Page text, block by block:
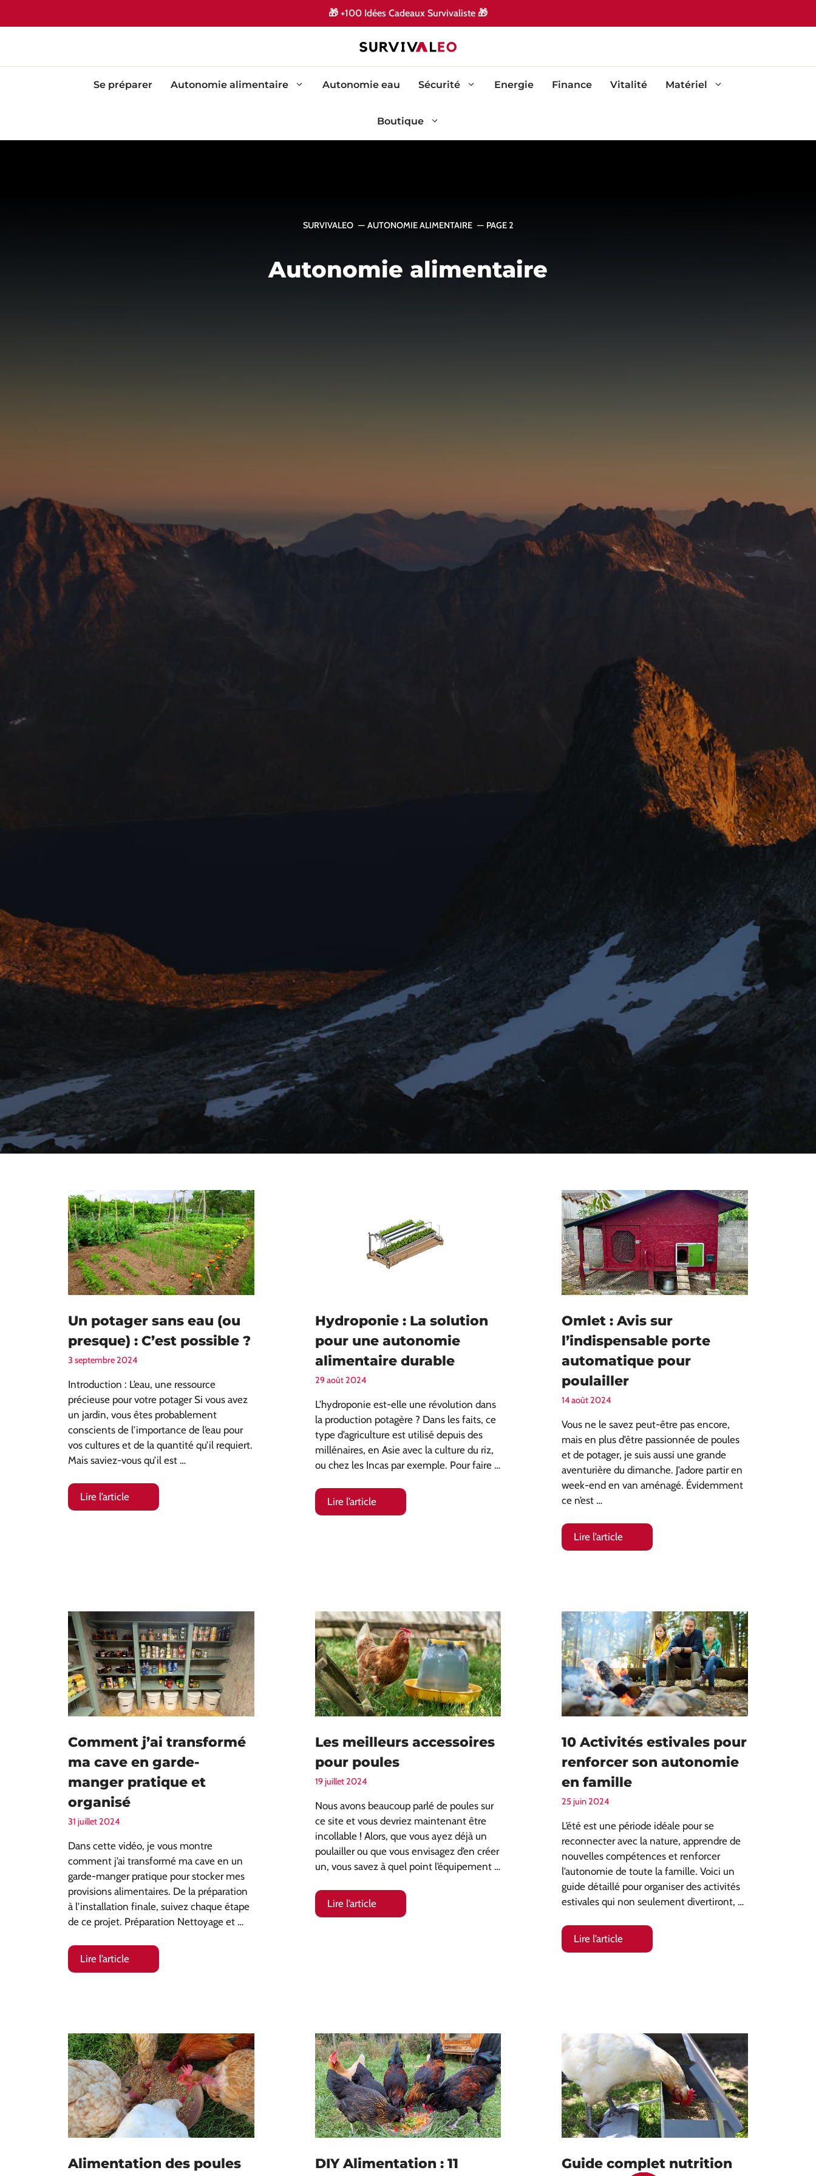
🎁 +100 Idées Cadeaux Survivaliste 🎁
Se préparer Autonomie alimentaire Autonomie eau Sécurité Energie Finance Vitalité Matériel
Boutique
SURVIVALEO AUTONOMIE ALIMENTAIRE PAGE 2
Autonomie alimentaire
Un potager sans eau (ou
presque) : C’est possible ?
3 septembre 2024
Introduction : L’eau, une ressource
précieuse pour votre potager Si vous avez
un jardin, vous êtes probablement
conscients de l’importance de l’eau pour
vos cultures et de la quantité qu’il requiert.
Mais saviez-vous qu’il est …
Lire l’article
Hydroponie : La solution
pour une autonomie
alimentaire durable
29 août 2024
L’hydroponie est-elle une révolution dans
la production potagère ? Dans les faits, ce
type d’agriculture est utilisé depuis des
millénaires, en Asie avec la culture du riz,
ou chez les Incas par exemple. Pour faire …
Lire l’article
Omlet : Avis sur
l’indispensable porte
automatique pour
poulailler
14 août 2024
Vous ne le savez peut-être pas encore,
mais en plus d’être passionnée de poules
et de potager, je suis aussi une grande
aventurière du dimanche. J’adore partir en
week-end en van aménagé. Évidemment
ce n’est …
Lire l’article
Comment j’ai transformé
ma cave en garde-
manger pratique et
organisé
31 juillet 2024
Dans cette vidéo, je vous montre
comment j’ai transformé ma cave en un
garde-manger pratique pour stocker mes
provisions alimentaires. De la préparation
à l’installation finale, suivez chaque étape
de ce projet. Préparation Nettoyage et …
Lire l’article
Les meilleurs accessoires
pour poules
19 juillet 2024
Nous avons beaucoup parlé de poules sur
ce site et vous devriez maintenant être
incollable ! Alors, que vous ayez déjà un
poulailler ou que vous envisagez d’en créer
un, vous savez à quel point l’équipement …
Lire l’article
10 Activités estivales pour
renforcer son autonomie
en famille
25 juin 2024
L’été est une période idéale pour se
reconnecter avec la nature, apprendre de
nouvelles compétences et renforcer
l’autonomie de toute la famille. Voici un
guide détaillé pour organiser des activités
estivales qui non seulement divertiront, …
Lire l’article
Alimentation des poules
DIY Alimentation : 11
Guide complet nutrition